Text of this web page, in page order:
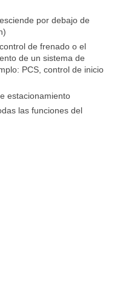
por debajo de
de frenado o el
de un sistema de
PCS, control de inicio
estacionamiento
las funciones del